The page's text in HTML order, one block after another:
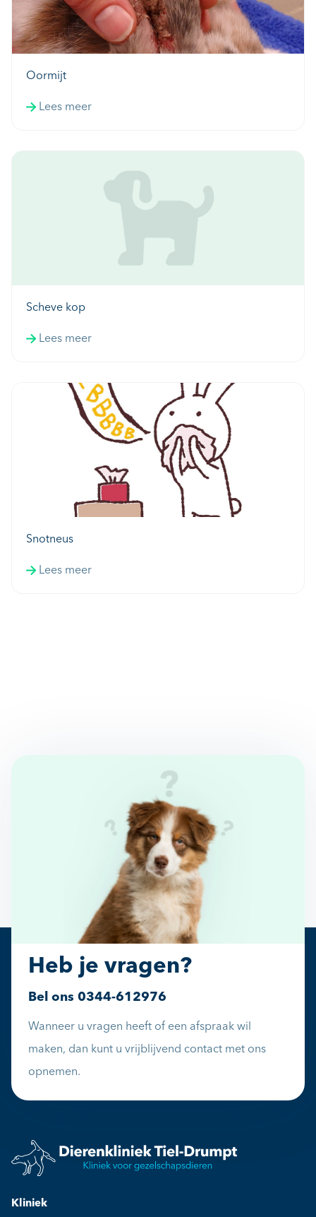
Oormijt
Lees meer
Scheve kop
Lees meer
Snotneus
Lees meer
Heb je vragen?
Bel ons 0344-612976
Wanneer u vragen heeft of een afspraak wil
maken, dan kunt u vrijblijvend contact met ons
opnemen.
Kliniek